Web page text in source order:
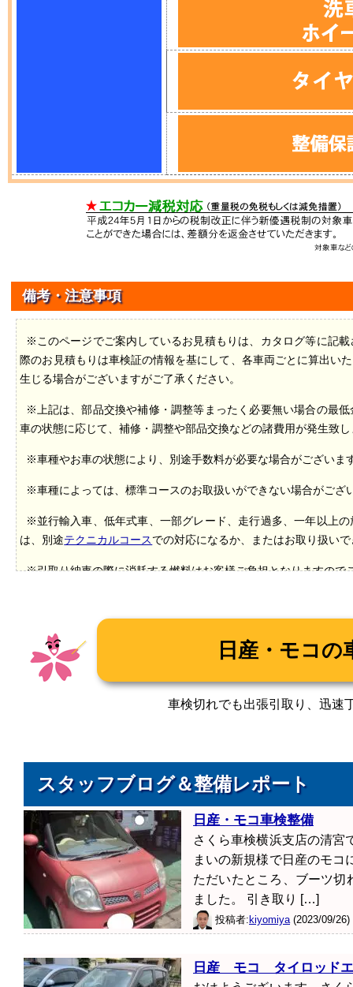
備考・注意事項
※このページでご案内しているお見積もりは、カタログ等に記
際のお見積もりは車検証の情報を基にして、各車両ごとに算出い
生じる場合がございますがご了承ください。
※上記は、部品交換や補修・調整等まったく必要無い場合の最
車の状態に応じて、補修・調整や部品交換などの諸費用が発生致
※車種やお車の状態により、別途手数料が必要な場合がございま
※車種によっては、標準コースのお取扱いができない場合がござ
※並行輸入車、低年式車、一部グレード、走行過多、一年以上
は、別途テクニカルコースでの対応になるか、またはお取り扱い
※引取り納車の際に消耗する燃料はお客様ご負担となりますので
+1ヶ月契約になります。
*2（自動車重量税）
への該当の有無、並びに初
重量税額が異なります。また、エコカー減税による免税・減税対
る場合がございます。
ます。 専用テスターが必要なお車の場合には、別途追加費用が
していないお車など診断ができない場合がございます。
*5（代車貸出サービス） ご希望のお客様に代車（軽自動車）を
らかじめお申し付け下さい。ご利用分の燃料を補充して頂くこと
*6（洗車、車内清掃）ご返却の前に洗車サービスを致しており
な場合は事前にお知らせ下さい。また、車内に触れられて困るも
（新型コロナウイルス感染拡大防止のため、緊急事態宣言が発令
*7（タイヤローテーション）タイヤ組換え及びタイヤバランス調
車検切れでも出張引取り、迅速
スタッフブログ＆整備レポート
日産・モコ車検整備
さくら車検横浜支店の清宮
まいの新規様で日産のモコ
ただいたところ、ブーツ切
ました。 引き取り […]
投稿者: kiyomiya(2023/09/26)
日産 モコ タイロッドエ